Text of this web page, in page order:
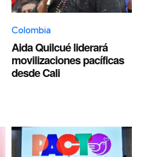
Colombia
Aida Quilcué liderará
movilizaciones pacíficas
desde Cali